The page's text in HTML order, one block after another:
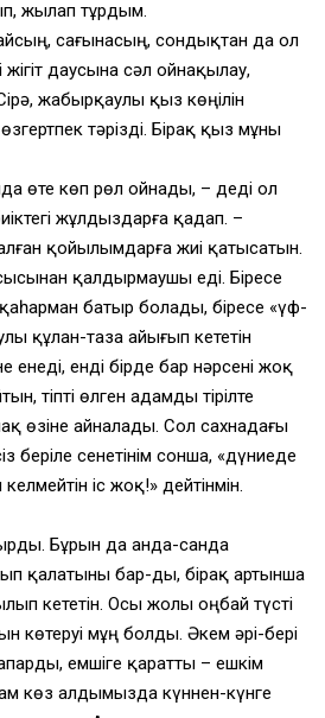
жылап тұрдым.
сағынасың, сондықтан да ол
жігіт даусына сәл ойнақылау,
жабырқаулы қыз көңілін
тәрізді. Бірақ қыз мұны
өте көп рөл ойнады, – деді ол
жұлдыздарға қадап. –
қойылымдарға жиі қатысатын.
қалдырмаушы еді. Біресе
батыр болады, біресе «үф-
құлан-таза айығып кететін
енеді, енді бірде бар нәрсені жоқ
тіпті өлген адамды тірілте
өзіне айналады. Сол сахнадағы
беріле сенетінім сонша, «дүниеде
іс жоқ!» дейтінмін.
Бұрын да анда-санда
қалатыны бар-ды, бірақ артынша
кететін. Осы жолы оңбай түсті
көтеруі мұң болды. Әкем әрі-бері
емшіге қаратты – ешкім
көз алдымызда күннен-күнге